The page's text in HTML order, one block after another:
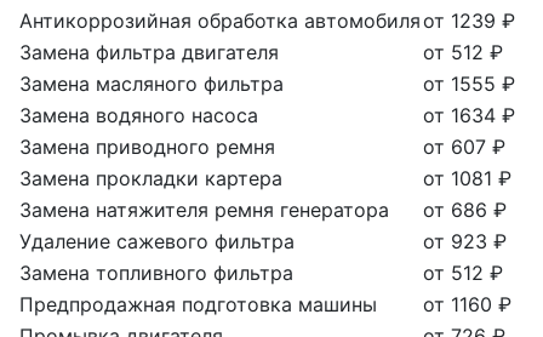
Антикоррозийная обработка автомобиляот 1239 ₽
Замена фильтра двигателя
от 512 ₽
Замена масляного фильтра
от 1555 ₽
Замена водяного насоса
от 1634 ₽
Замена приводного ремня
от 607 ₽
Замена прокладки картера
от 1081 ₽
Замена натяжителя ремня генератора
от 686 ₽
Удаление сажевого фильтра
от 923 ₽
Замена топливного фильтра
от 512 ₽
Предпродажная подготовка машины
от 1160 ₽